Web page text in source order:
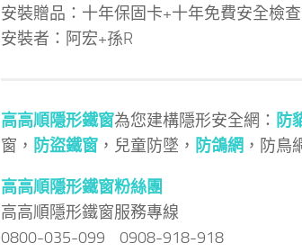
安裝贈品：十年保固卡+十年免費安全檢
安裝者：阿宏+孫R
高高順隱形鐵窗為您建構隱形安全網： 防
窗， 防盜鐵窗 ，兒童防墜， 防鴿網 ，防鳥
高高順隱形鐵窗粉絲團
高高順隱形鐵窗服務專線
0800-035-099 0908-918-918